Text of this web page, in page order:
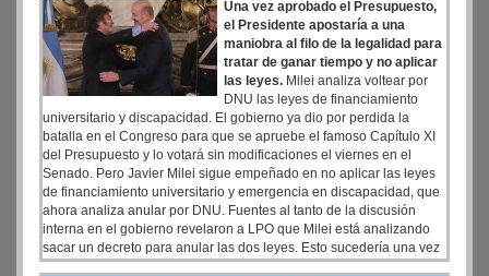
Una vez aprobado el Presupuesto,
el Presidente apostaría a una
maniobra al filo de la legalidad para
tratar de ganar tiempo y no aplicar
las leyes. Milei analiza voltear por
DNU las leyes de financiamiento
universitario y discapacidad. El gobierno ya dio por perdida la
batalla en el Congreso para que se apruebe el famoso Capítulo XI
del Presupuesto y lo votará sin modificaciones el viernes en el
Senado. Pero Javier Milei sigue empeñado en no aplicar las leyes
de financiamiento universitario y emergencia en discapacidad, que
ahora analiza anular por DNU. Fuentes al tanto de la discusión
interna en el gobierno revelaron a LPO que Milei está analizando
sacar un decreto para anular las dos leyes. Esto sucedería una vez
que el Congreso apruebe el Presupuesto y comience el receso